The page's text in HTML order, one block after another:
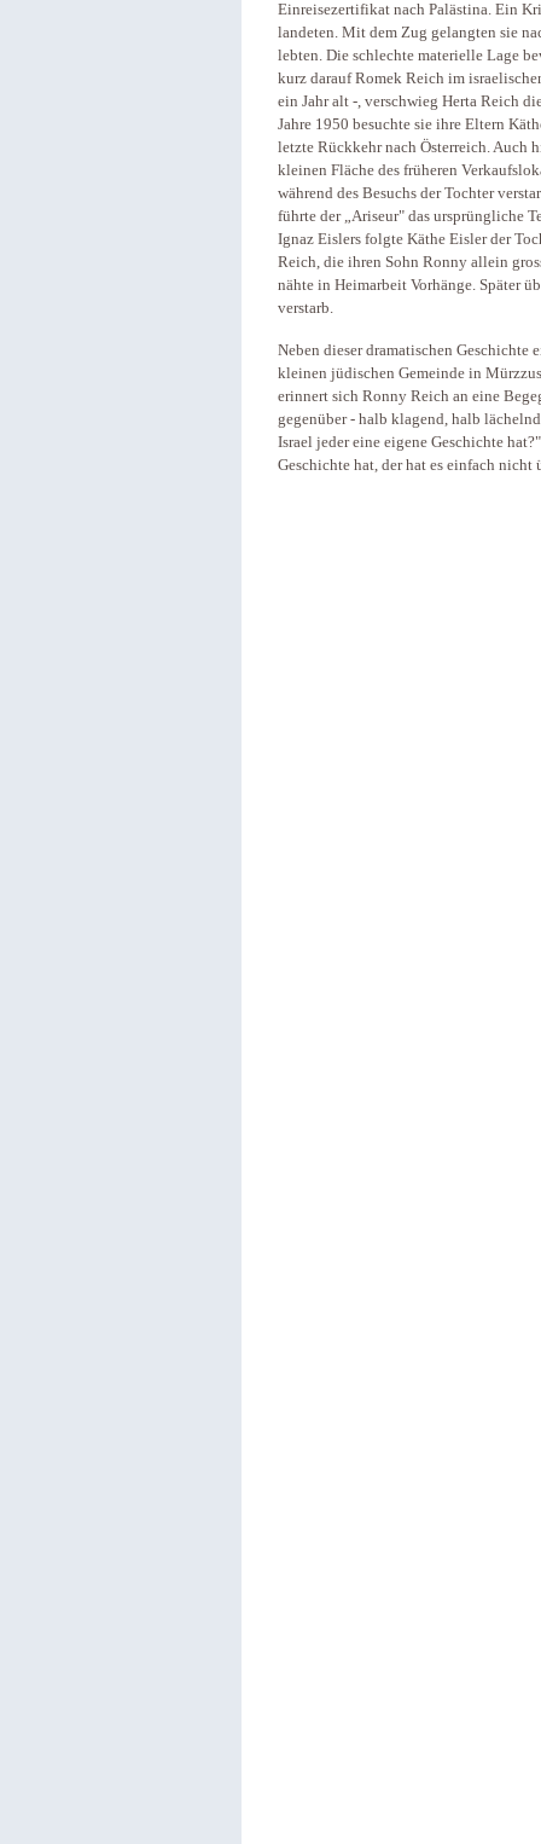
Einreisezertifikat nach Palästina. Ein
landeten. Mit dem Zug gelangten sie
lebten. Die schlechte materielle Lage
kurz darauf Romek Reich im
ein Jahr alt -, verschwieg Herta Reich
Jahre 1950 besuchte sie ihre Eltern
letzte Rückkehr nach Österreich. Auch
kleinen Fläche des früheren
während des Besuchs der Tochter
führte der „Ariseur" das ursprüngliche
Ignaz Eislers folgte Käthe Eisler der
Reich, die ihren Sohn Ronny allein
nähte in Heimarbeit Vorhänge. Später
verstarb.
Neben dieser dramatischen Geschichte
kleinen jüdischen Gemeinde in
erinnert sich Ronny Reich an eine
gegenüber - halb klagend, halb
Israel jeder eine eigene Geschichte
Geschichte hat, der hat es einfach nicht